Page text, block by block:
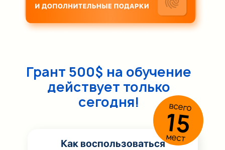
Грант 500$ на обучение
действует только
сегодня!
Как воспользоваться
15
всего
мест